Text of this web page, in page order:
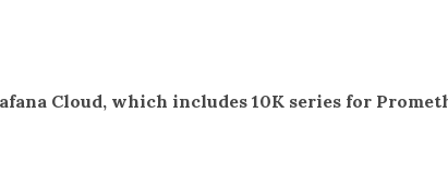
Cloud, which includes 10K series for